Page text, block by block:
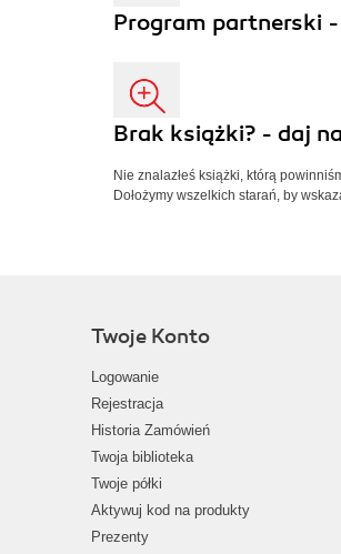
Program partnerski
Brak książki? - daj
Nie znalazłeś książki, którą
Dołożymy wszelkich starań, by
Twoje Konto
Logowanie
Rejestracja
Historia Zamówień
Twoja biblioteka
Twoje półki
Aktywuj kod na produkty
Prezenty